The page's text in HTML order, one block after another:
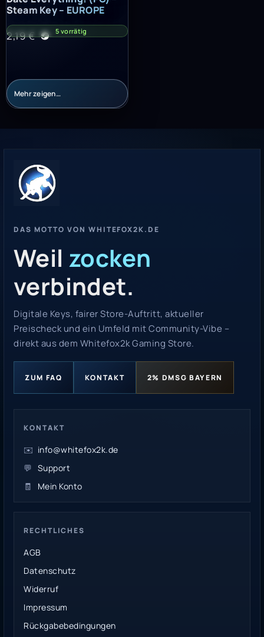
Steam Key – EUROPE
2,19€ 5 vorrätig
Mehr zeigen…
DAS MOTTO VON WHITEFOX2K.DE
Weil zocken
verbindet.
Digitale Keys, fairer Store-Auftritt, aktueller
Preischeck und ein Umfeld mit Community-Vibe –
direkt aus dem Whitefox2k Gaming Store.
ZUM FAQ KONTAKT 2% DMSG BAYERN
KONTAKT
✉️ info@whitefox2k.de
💬 Support
🧾
Mein Konto
RECHTLICHES
AGB
Datenschutz
Widerruf
Impressum
Rückgabebedingungen